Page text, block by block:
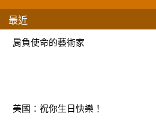
最近
肩負使命的藝術家
美國：祝你生日快樂！